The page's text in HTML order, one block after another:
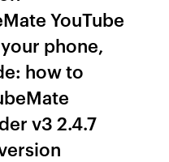
YouTube
phone,
how to
v3 2.4.7